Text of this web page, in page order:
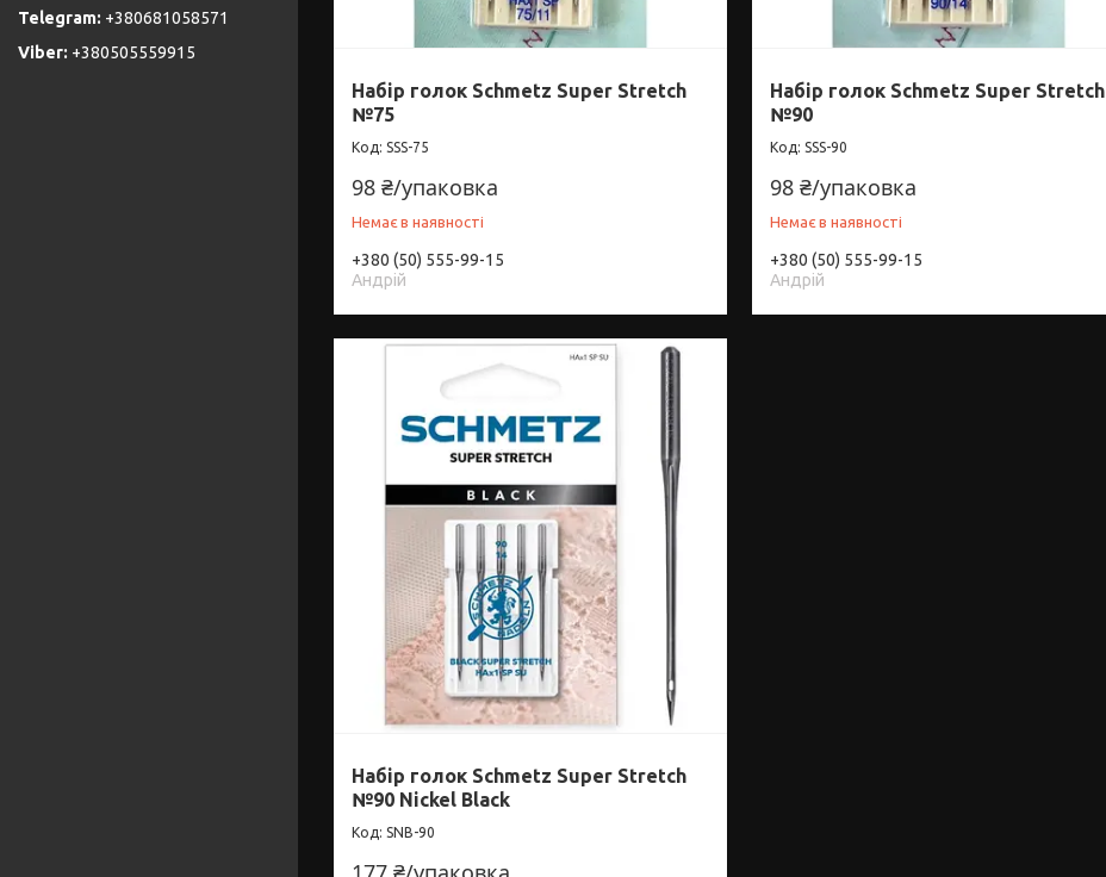
Набір голок Schmetz Super Stretch
№75
SSS-75
98 ₴/упаковка
Немає в наявності
+380 (50) 555-99-15
Андрій
Набір голок Schmetz Super Stretch
№90
SSS-90
98 ₴/упаковка
Немає в наявності
+380 (50) 555-99-15
Андрій
Набір голок Schmetz Super Stretch
№90 Nickel Black
SNB-90
+380681058571
+380505559915